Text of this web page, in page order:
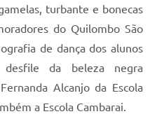
turbante e bonecas
do Quilombo São
de dança dos alunos
da beleza negra
Alcanjo da Escola
a Escola Cambarai.